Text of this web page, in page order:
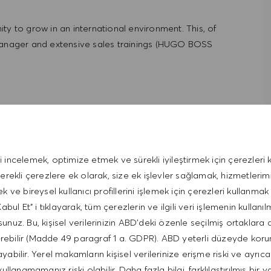
incelemek, optimize etmek ve sürekli iyileştirmek için çerezleri
çerezlere ek olarak, size ek işlevler sağlamak,
ve bireysel kullanıcı profillerini işlemek için çerezleri
Et" i tıklayarak, tüm çerezlerin ve ilgili veri işlemenin
Bu, kişisel verilerinizin ABD'deki özenle seçilmiş ortaklara
(Madde 49 paragraf 1 a. GDPR). ABD yeterli düzeyde
Yerel makamların kişisel verilerinize erişme riski ve
to grow in an international environment. This, of
and extensive sales trainings (HUGO BOSS
members fully paid by HUGO BOSS;